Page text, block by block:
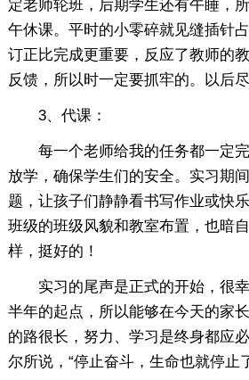
定老师轮班，后期学生还有午睡，
午休课。平时的小零碎就见缝插针
订正比完成更重要，反应了教师的
反馈，所以时一定要抓牢的。以后
3、代课：
每一个老师给我的任务都一定完
放学，确保学生们的安全。实习期
题，让孩子们静静看书写作业或快
班级的班级风貌和教室布置，也暗
样，挺好的！
实习的尾声是正式的开始，很幸
半年的起点，所以能够在今天的家
的路很长，努力、学习是终身都应
尔所说，“停止奋斗，生命也就停止